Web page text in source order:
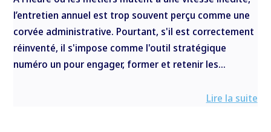
l’entretien annuel est trop souvent perçu comme une
corvée administrative. Pourtant, s'il est correctement
réinventé, il s'impose comme l'outil stratégique
numéro un pour engager, former et retenir les...
Lire la suite